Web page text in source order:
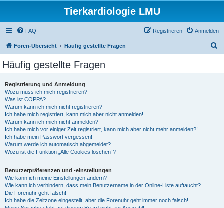
Tierkardiologie LMU
FAQ Anmelden
Registrieren
Foren-Übersicht Häufig gestellte Fragen
Häufig gestellte Fragen
Registrierung und Anmeldung
Wozu muss ich mich registrieren?
Was ist COPPA?
Warum kann ich mich nicht registrieren?
Ich habe mich registriert, kann mich aber nicht anmelden!
Warum kann ich mich nicht anmelden?
Ich habe mich vor einiger Zeit registriert, kann mich aber nicht mehr anmelden?!
Ich habe mein Passwort vergessen!
Warum werde ich automatisch abgemeldet?
Wozu ist die Funktion „Alle Cookies löschen“?
Benutzerpräferenzen und -einstellungen
Wie kann ich meine Einstellungen ändern?
Wie kann ich verhindern, dass mein Benutzername in der Online-Liste auftaucht?
Die Forenuhr geht falsch!
Ich habe die Zeitzone eingestellt, aber die Forenuhr geht immer noch falsch!